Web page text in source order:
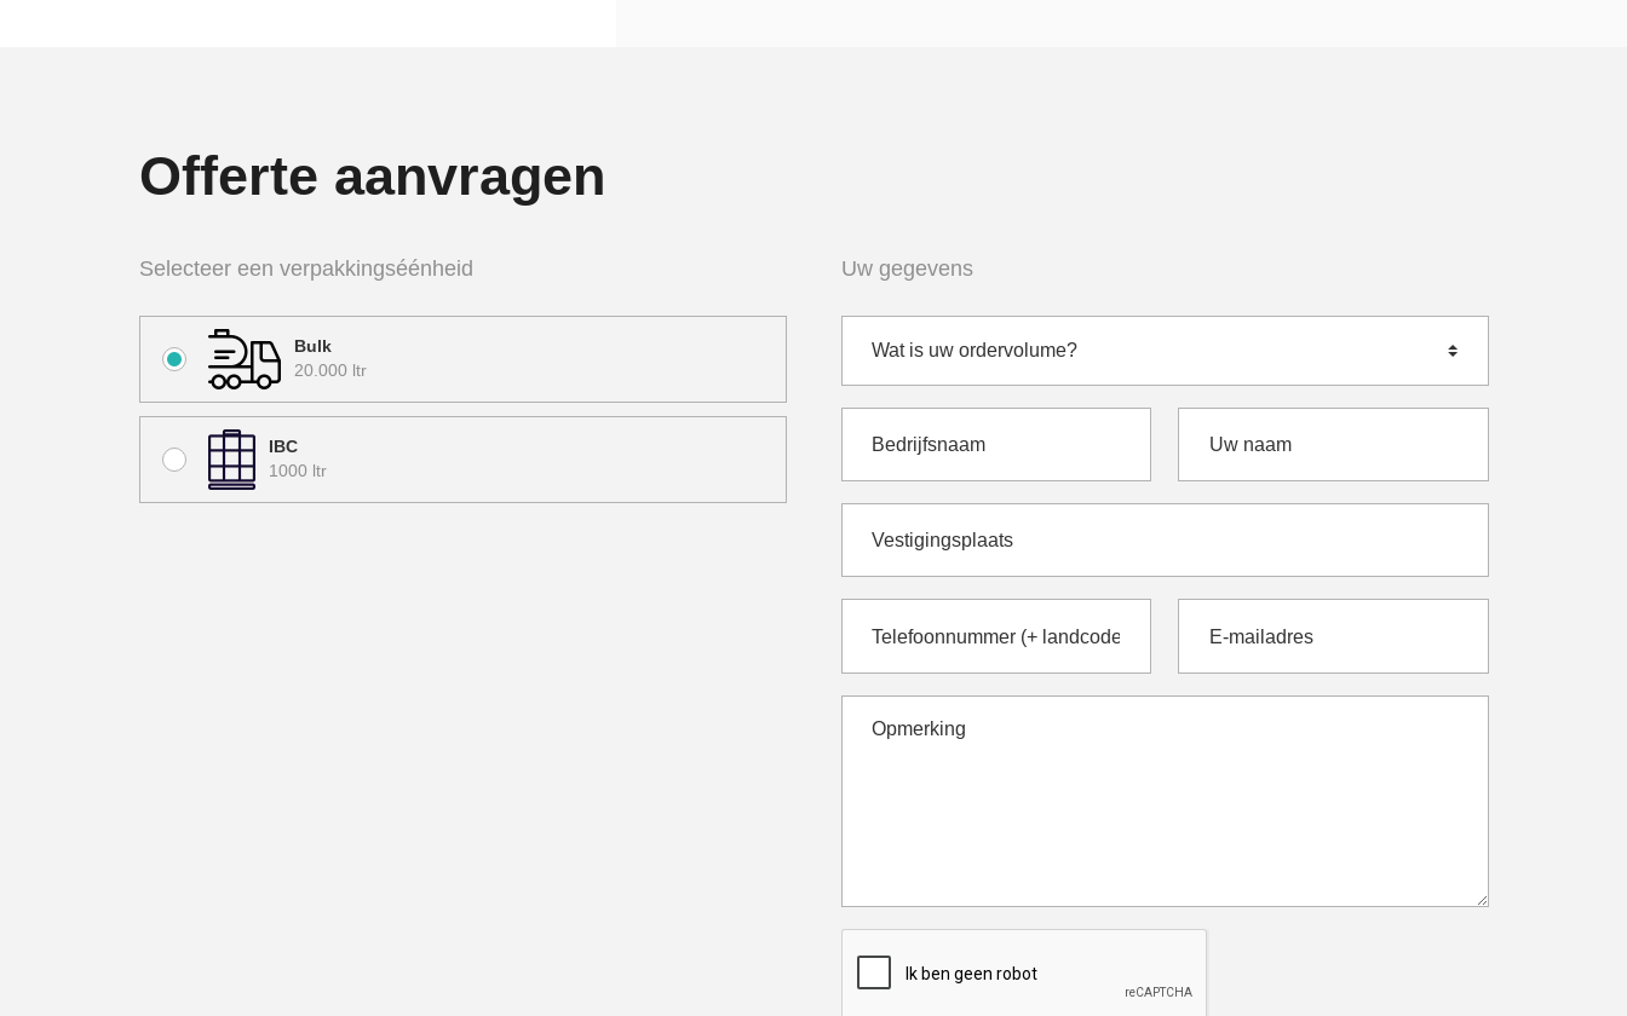
Offerte aanvragen
Selecteer een verpakkingséénheid
Bulk
20.000 ltr
IBC
1000 ltr
Uw gegevens